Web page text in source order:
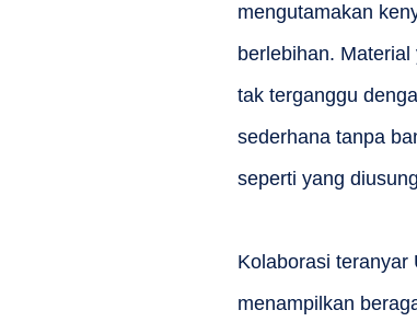
mengutamakan
berlebihan.
tak terganggu
sederhana tanpa
seperti yang
Kolaborasi teranyar
menampilkan